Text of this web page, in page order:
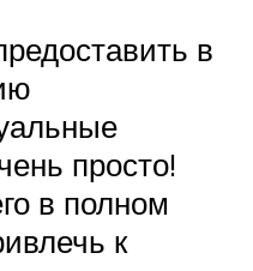
в
просто!
в полном
к